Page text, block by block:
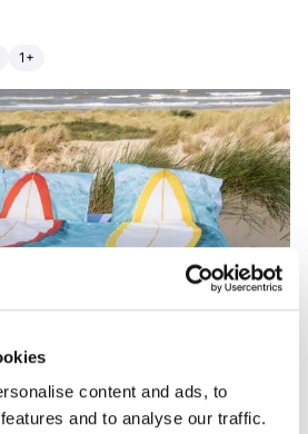
content and ads, to
and to analyse our traffic.
1+